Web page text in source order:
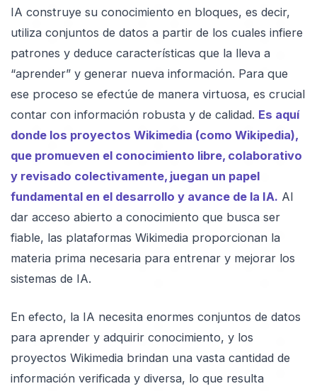
IA construye su conocimiento en bloques, es decir,
utiliza conjuntos de datos a partir de los cuales infiere
patrones y deduce características que la lleva a
“aprender” y generar nueva información. Para que
ese proceso se efectúe de manera virtuosa, es crucial
contar con información robusta y de calidad. Es aquí
donde los proyectos Wikimedia (como Wikipedia),
que promueven el conocimiento libre, colaborativo
y revisado colectivamente, juegan un papel
fundamental en el desarrollo y avance de la IA. Al
dar acceso abierto a conocimiento que busca ser
fiable, las plataformas Wikimedia proporcionan la
materia prima necesaria para entrenar y mejorar los
sistemas de IA.
En efecto, la IA necesita enormes conjuntos de datos
para aprender y adquirir conocimiento, y los
proyectos Wikimedia brindan una vasta cantidad de
información verificada y diversa, lo que resulta